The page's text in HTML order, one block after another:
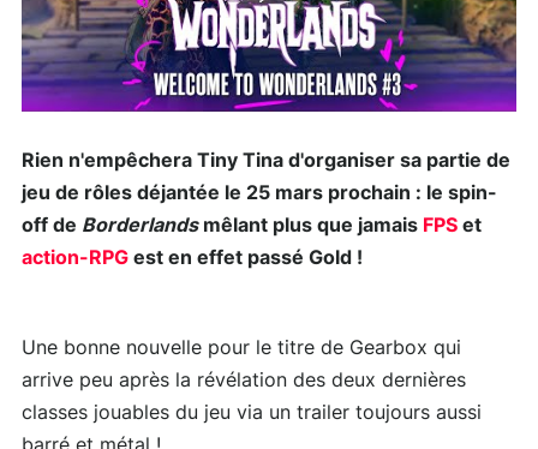
Rien n'empêchera Tiny Tina d'organiser sa partie de
jeu de rôles déjantée le 25 mars prochain : le spin-
off de Borderlandsmêlant plus que jamais FPS et
action-RPG est en effet passé Gold !
Une bonne nouvelle pour le titre de Gearbox qui
arrive peu après la révélation des deux dernières
classes jouables du jeu via un trailer toujours aussi
barré et métal !